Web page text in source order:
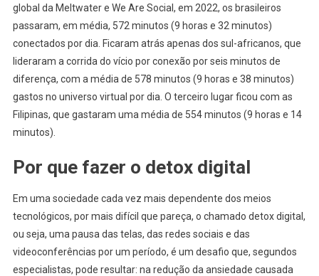
global da Meltwater e We Are Social, em 2022, os brasileiros
passaram, em média, 572 minutos (9 horas e 32 minutos)
conectados por dia. Ficaram atrás apenas dos sul-africanos, que
lideraram a corrida do vício por conexão por seis minutos de
diferença, com a média de 578 minutos (9 horas e 38 minutos)
gastos no universo virtual por dia. O terceiro lugar ficou com as
Filipinas, que gastaram uma média de 554 minutos (9 horas e 14
minutos).
Por que fazer o detox digital
Em uma sociedade cada vez mais dependente dos meios
tecnológicos, por mais difícil que pareça, o chamado detox digital,
ou seja, uma pausa das telas, das redes sociais e das
videoconferências por um período, é um desafio que, segundos
especialistas, pode resultar: na redução da ansiedade causada